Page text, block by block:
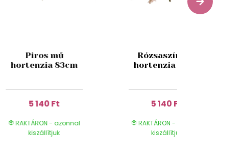
Piros mű
hortenzia 83cm
5 140 Ft
RAKTÁRON - azonnal
kiszállítjuk
Rózsaszín mű
hortenzia 83cm
5 140 Ft
RAKTÁRON - azonnal
kiszállítjuk